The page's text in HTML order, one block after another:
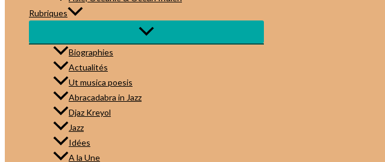
Rubriques
Biographies
Actualités
Ut musica poesis
Abracadabra in Jazz
Djaz Kreyol
Jazz
Idées
A la Une